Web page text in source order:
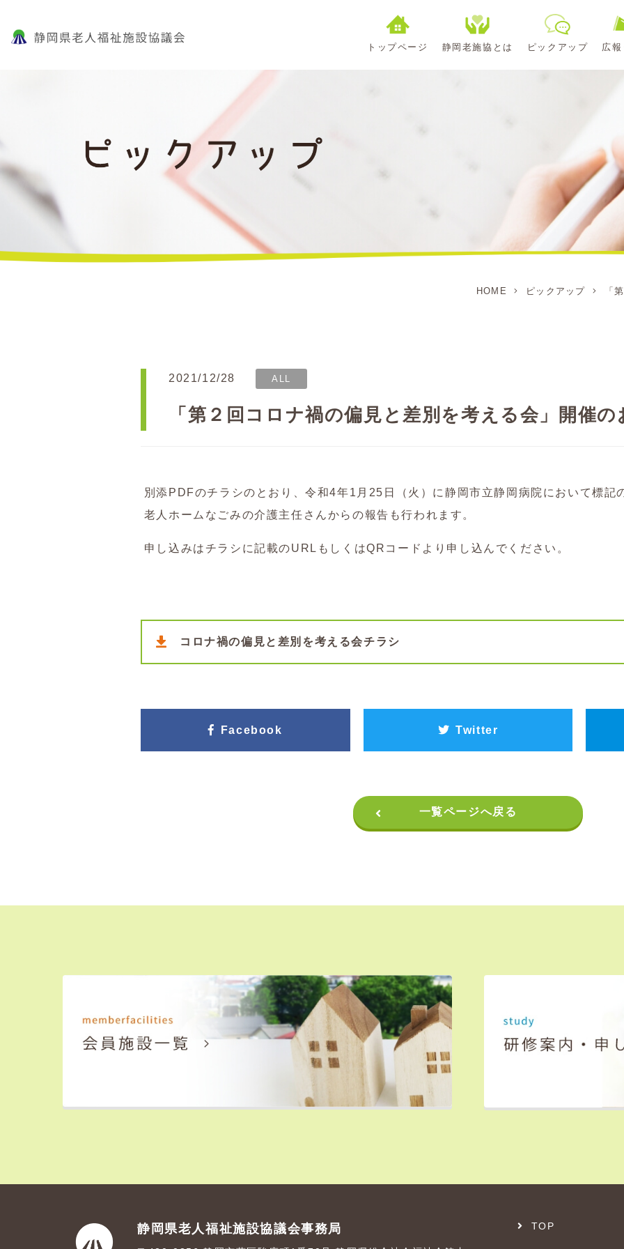
トップページ 静岡老施協とは ピックアップ 広
HOME ピックアップ 「
2021/12/28 ALL
「第２回コロナ禍の偏見と差別を考える会」開催の
別添PDFのチラシのとおり、令和4年1月25日（火）に静岡市立静岡病院において標記
老人ホームなごみの介護主任さんからの報告も行われます。
申し込みはチラシに記載のURLもしくはQRコードより申し込んでください。
コロナ禍の偏見と差別を考える会チラシ
Facebook Twitter
一覧ページへ戻る
TOP
静岡県老人福祉施設協議会事務局